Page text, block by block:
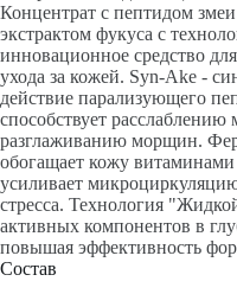
Концентрат с пептидом
экстрактом фукуса с
инновационное средство
ухода за кожей. Syn-Ake -
действие парализующего
способствует
разглаживанию морщин.
обогащает кожу
усиливает
стресса. Технология
активных компонентов в
повышая эффективность
Состав